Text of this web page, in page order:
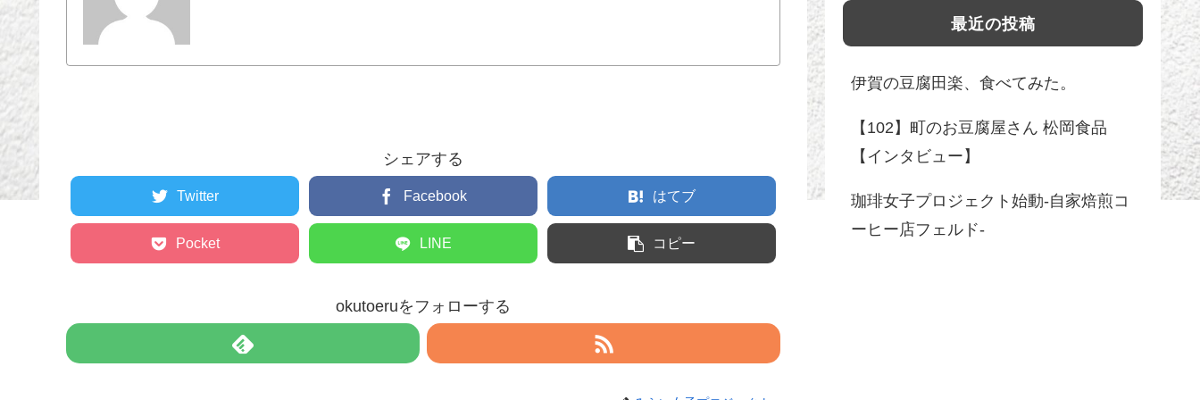
シェアする
Twitter Facebook はてブ
Pocket LINE コピー
okutoeruをフォローする
最近の投稿
伊賀の豆腐田楽、食べてみた。
【102】町のお豆腐屋さん 松岡食品
【インタビュー】
珈琲女子プロジェクト始動-自家焙煎コ
ーヒー店フェルド-